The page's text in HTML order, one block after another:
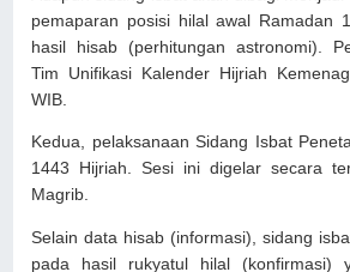
pemaparan posisi hilal awal Ramadan
hasil hisab (perhitungan astronomi).
Tim Unifikasi Kalender Hijriah
WIB.
Kedua, pelaksanaan Sidang Isbat
1443 Hijriah. Sesi ini digelar secara
Magrib.
Selain data hisab (informasi), sidang
pada hasil rukyatul hilal (konfirmasi)